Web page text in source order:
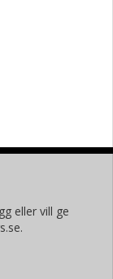
eller vill ge